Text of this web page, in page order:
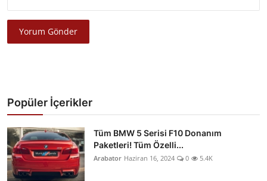
Yorum Gönder
Popüler İçerikler
Tüm BMW 5 Serisi F10 Donanım
Paketleri! Tüm Özelli...
Arabator Haziran 16, 2024 0 5.4K